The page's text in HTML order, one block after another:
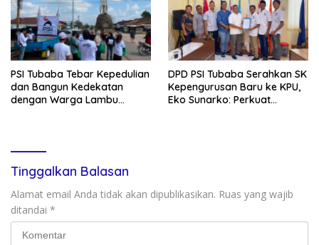
PSI Tubaba Tebar Kepedulian
dan Bangun Kedekatan
dengan Warga Lambu
DPD PSI Tubaba Serahkan SK
Kepengurusan Baru ke KPU,
Eko Sunarko: Perkuat
Tinggalkan Balasan
Alamat email Anda tidak akan dipublikasikan. Ruas yang wajib
ditandai *